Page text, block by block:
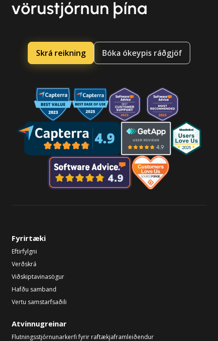
vörustjórnun þína
Skrá reikning Bóka ókeypis ráðgjöf
Fyrirtæki
Eftirfylgni
Verðskrá
Viðskiptavinasögur
Hafðu samband
Vertu samstarfsaðili
Atvinnugreinar
Flutningsstjórnunarkerfi fyrir raftækjaframleiðendur